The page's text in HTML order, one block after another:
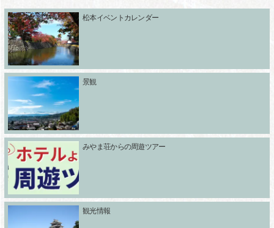
松本イベントカレンダー
景観
みやま荘からの周遊ツアー
観光情報